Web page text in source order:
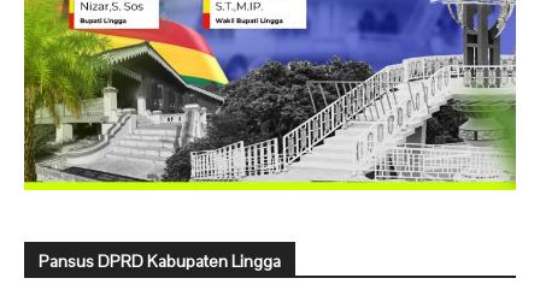
Pansus DPRD Kabupaten Lingga